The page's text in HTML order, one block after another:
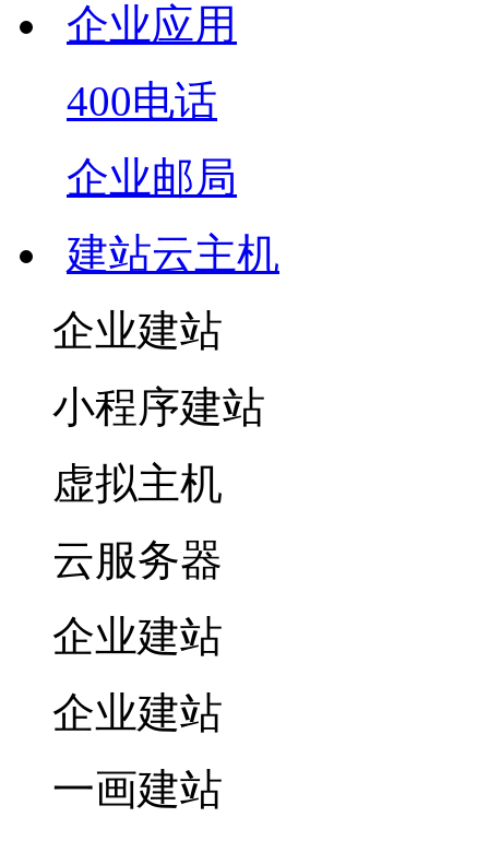
企业应用
400电话
企业邮局
建站云主机
企业建站
小程序建站
虚拟主机
云服务器
企业建站
企业建站
一画建站